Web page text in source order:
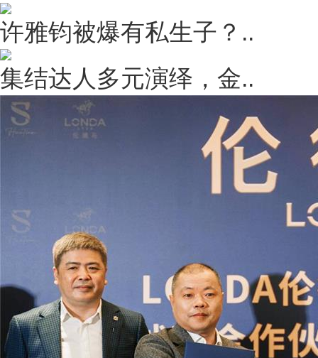
许雅钧被爆有私生子？..
集结达人多元演绎，金..